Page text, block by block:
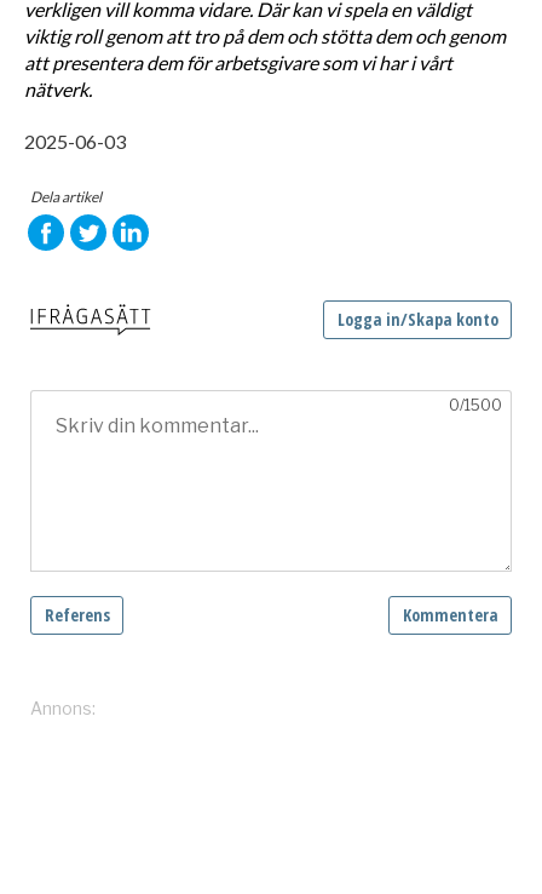
verkligen vill komma vidare. Där kan vi spela en väldigt
viktig roll genom att tro på dem och stötta dem och genom
att presentera dem för arbetsgivare som vi har i vårt
nätverk.
2025-06-03
Dela artikel